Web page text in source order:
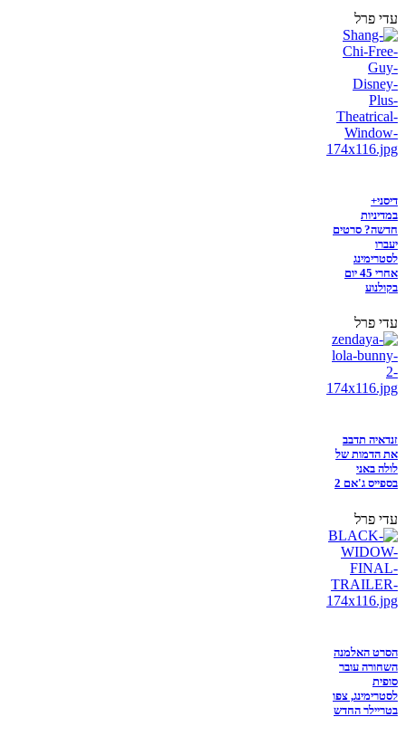
עדי פרל
דיסני+
במדיניות
חדשה? סרטים
יעברו
לסטרימינג
אחרי 45 יום
בקולנוע
עדי פרל
זנדאיה תדבב
את הדמות של
לולה באני
בספייס ג'אם 2
עדי פרל
הסרט האלמנה
השחורה עובר
סופית
לסטרימינג, צפו
בטריילר החדש